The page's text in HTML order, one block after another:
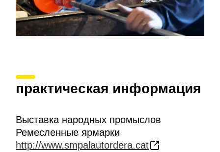
практическая информация
Выставка народных промыслов
Ремесленные ярмарки
http://www.smpalautordera.cat